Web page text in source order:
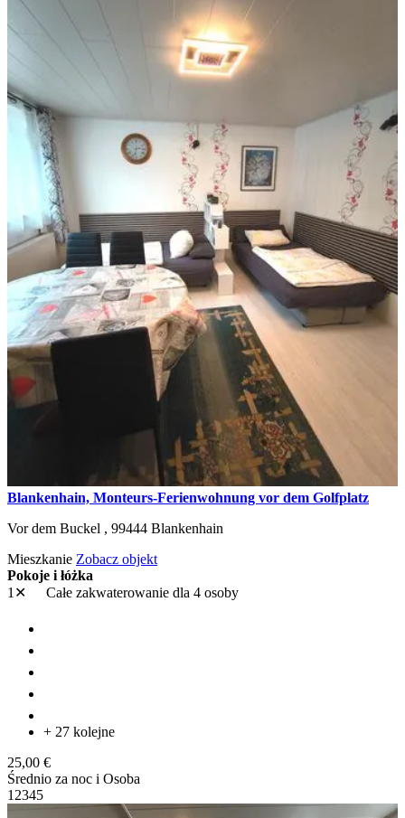
Blankenhain, Monteurs-Ferienwohnung vor dem Golfplatz
Vor dem Buckel , 99444 Blankenhain
Mieszkanie Zobacz objekt
Pokoje i łóżka
1✕
Całe zakwaterowanie dla 4 osoby
+ 27 kolejne
25,00 €
Średnio za noc i Osoba
1 2345